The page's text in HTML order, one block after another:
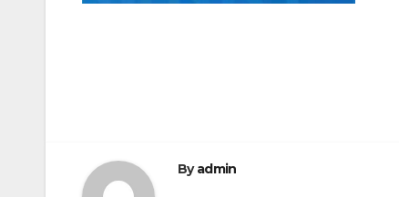
l’article
Byadmin